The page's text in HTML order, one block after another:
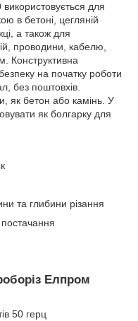
для
в бетоні, цегляній
а також для
проводини, кабелю,
Конструктивна
на початку роботи
без поштовхів.
як бетон або камінь. У
як болгарку для
та глибини різання
постачання
Елпром
50 герц